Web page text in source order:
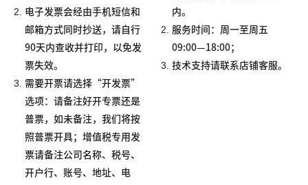
2. 电子发票会经由手机短信和
邮箱方式同时抄送，请自行
90天内查收并打印，以免发
票失效。
3. 需要开票请选择“开发票”
选项：请备注好开专票还是
普票，如未备注，我们将按
照普票开具；增值税专用发
票请备注公司名称、税号、
开户行、账号、地址、电
内。
2. 服务时间：周一至周五
09:00—18:00；
3. 技术支持请联系店铺客服。